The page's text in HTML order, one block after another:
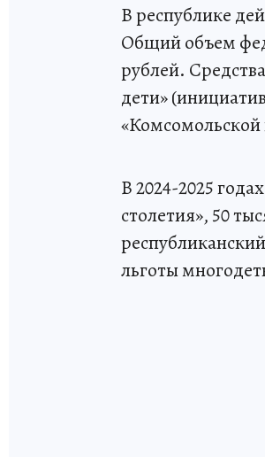
В республике
Общий объем
рублей.
дети»
В 2024-2025
столетия», 50
льготы